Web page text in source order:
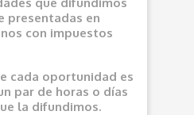
presentadas en
con impuestos
cada oportunidad es
par de horas o días
la difundimos.